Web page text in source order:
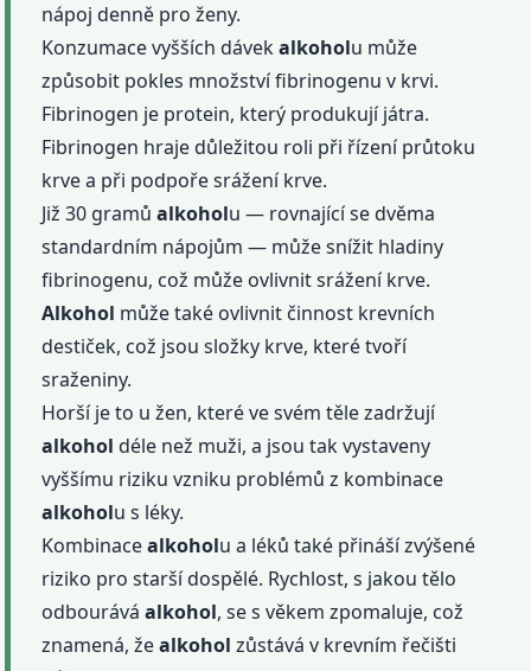
nápoj denně pro ženy.
Konzumace vyšších dávekalkoholu může
způsobit pokles množství fibrinogenu v krvi.
Fibrinogen je protein, který produkují játra.
Fibrinogen hraje důležitou roli při řízení průtoku
krve a při podpoře srážení krve.
Již 30 gramůalkoholu — rovnající se dvěma
standardním nápojům — může snížit hladiny
fibrinogenu, což může ovlivnit srážení krve.
Alkohol může také ovlivnit činnost krevních
destiček, což jsou složky krve, které tvoří
sraženiny.
Horší je to u žen, které ve svém těle zadržují
alkohol déle než muži, a jsou tak vystaveny
vyššímu riziku vzniku problémů z kombinace
alkoholu s léky.
Kombinacealkoholu a léků také přináší zvýšené
riziko pro starší dospělé. Rychlost, s jakou tělo
odbouráváalkohol, se s věkem zpomaluje, což
znamená, žealkohol zůstává v krevním řečišti